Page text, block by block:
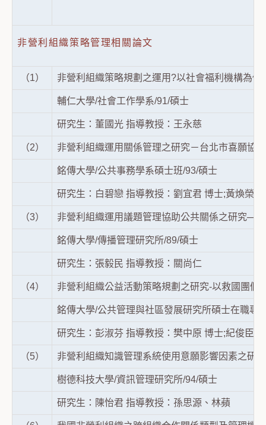
非營利組織策略管理相關論文
（1） 非營利組織策略規劃之運用?以社會福利機構為例
輔仁大學/社會工作學系/91/碩士
研究生：董國光 指導教授：王永慈
（2） 非營利組織運用關係管理之研究－台北市喜願協
銘傳大學/公共事務學系碩士班/93/碩士
研究生：白碧戀 指導教授：劉宜君 博士;黃煥榮
（3） 非營利組織運用議題管理協助公共關係之研究─
銘傳大學/傳播管理研究所/89/碩士
研究生：張毅民 指導教授：關尚仁
（4） 非營利組織公益活動策略規劃之研究-以救國團假
銘傳大學/公共管理與社區發展研究所碩士在職專
研究生：彭淑芬 指導教授：樊中原 博士;紀俊臣
（5） 非營利組織知識管理系統使用意願影響因素之研究
樹德科技大學/資訊管理研究所/94/碩士
研究生：陳怡君 指導教授：孫思源、林蘋